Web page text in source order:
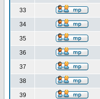
33
34
35
36
37
38
39